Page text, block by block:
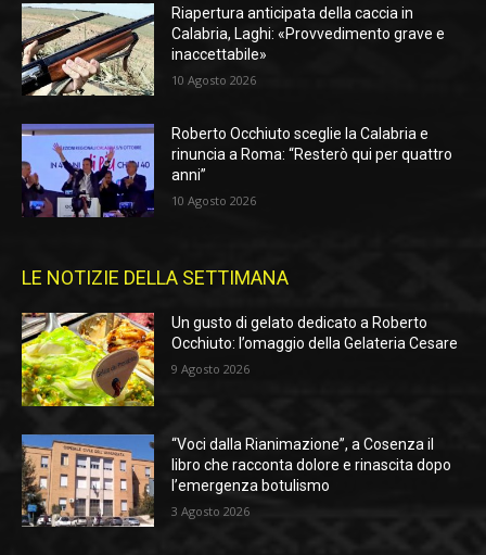
Riapertura anticipata della caccia in
Calabria, Laghi: «Provvedimento grave e
inaccettabile»
10 Agosto 2026
Roberto Occhiuto sceglie la Calabria e
rinuncia a Roma: “Resterò qui per quattro
anni”
10 Agosto 2026
LE NOTIZIE DELLA SETTIMANA
Un gusto di gelato dedicato a Roberto
Occhiuto: l’omaggio della Gelateria Cesare
9 Agosto 2026
“Voci dalla Rianimazione”, a Cosenza il
libro che racconta dolore e rinascita dopo
l’emergenza botulismo
3 Agosto 2026